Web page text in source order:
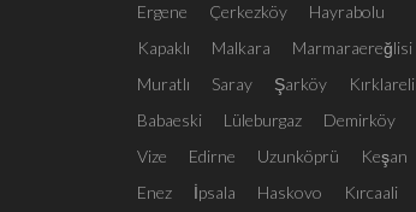
Ergene
Çerkezköy
Hayrabolu
Kapaklı
Malkara
Marmaraereğlisi
Muratlı
Saray Şarköy
Kırklareli
Babaeski
Lüleburgaz
Demirköy
Vize
Edirne Uzunköprü
Keşan
Enez
İpsala Haskovo Kırcaali